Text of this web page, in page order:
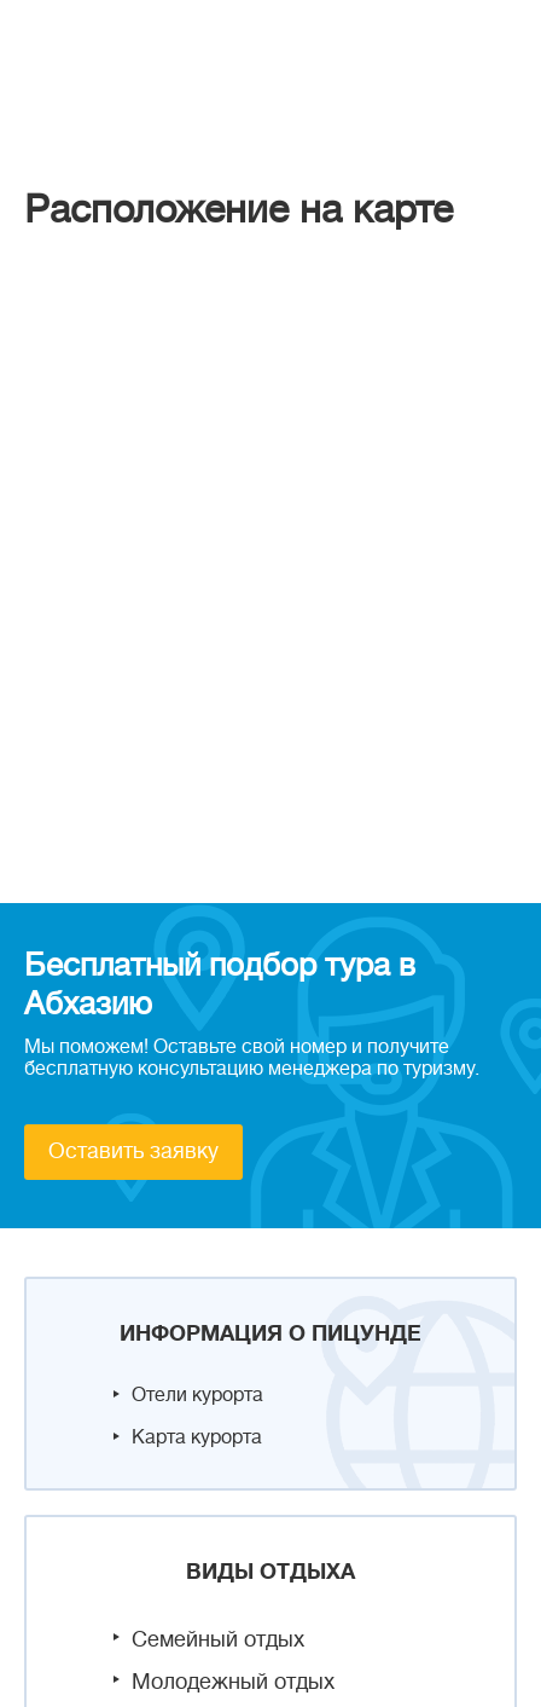
ИНФОРМАЦИЯ О ПИЦУНДЕ
Отели курорта
Карта курорта
ВИДЫ ОТДЫХА
Семейный отдых
Молодежный отдых
Расположение на карте
Бесплатный подбор тура в
Абхазию
Мы поможем! Оставьте свой номер и получите
бесплатную консультацию менеджера по туризму.
Оставить заявку